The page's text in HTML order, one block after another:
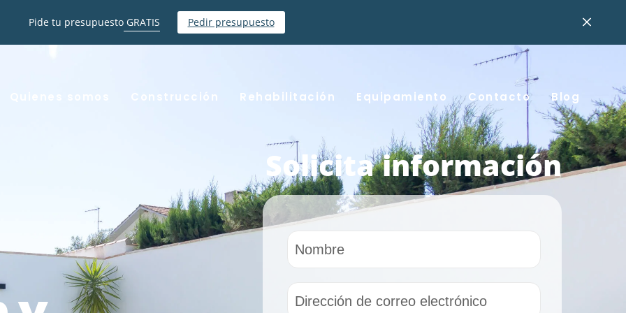
Pide tu presupuestoGRATIS Pedir presupuesto
Construcción Rehabilitación Equipamiento Contacto Blog
Solicita información